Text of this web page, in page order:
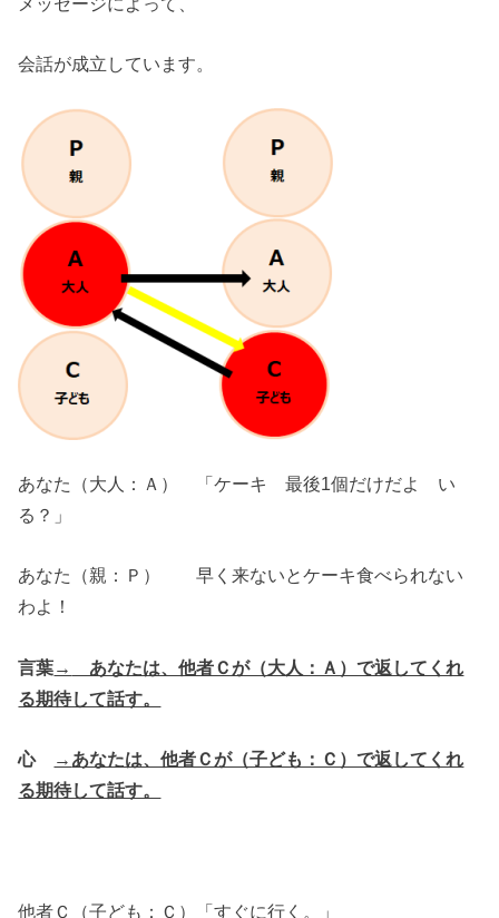
会話が成立しています。
あなた（大人：Ａ） 「ケーキ 最後1個だけだよ い
る？」
あなた（親：Ｐ） 早く来ないとケーキ食べられない
わよ！
言葉→
あなたは、他者Ｃが（大人：Ａ）で返してくれ
る期待して話す。
心 → あなたは、他者Ｃが（子ども：Ｃ）で返してくれ
る期待して話す。
他者Ｃ（子ども：Ｃ）「すぐに行く。」